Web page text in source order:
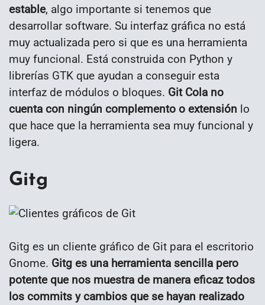
estable, algo importante si tenemos que
desarrollar software. Su interfaz gráfica no está
muy actualizada pero si que es una herramienta
muy funcional. Está construida con Python y
librerías GTK que ayudan a conseguir esta
interfaz de módulos o bloques. Git Cola no
cuenta con ningún complemento o extensión lo
que hace que la herramienta sea muy funcional y
ligera.
Gitg
Gitg es un cliente gráfico de Git para el escritorio
Gnome. Gitg es una herramienta sencilla pero
potente que nos muestra de manera eficaz todos
los commits y cambios que se hayan realizado